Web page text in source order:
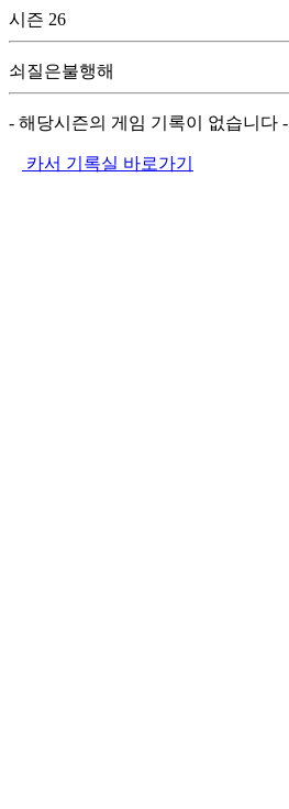
시즌 26
쇠질은불행해
- 해당시즌의 게임 기록이 없습니다 -
카서 기록실 바로가기